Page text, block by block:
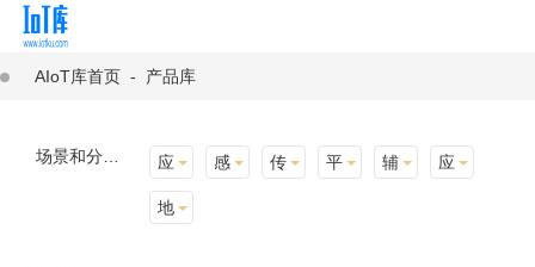
AIoT库首页 - 产品库
应用场景 感知层 传输层 平台层 辅助产品与材料 应用终端
地址选择